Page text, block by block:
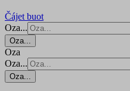
Čájet buot
Oza...
Oza...
Oza
Oza...
Oza...